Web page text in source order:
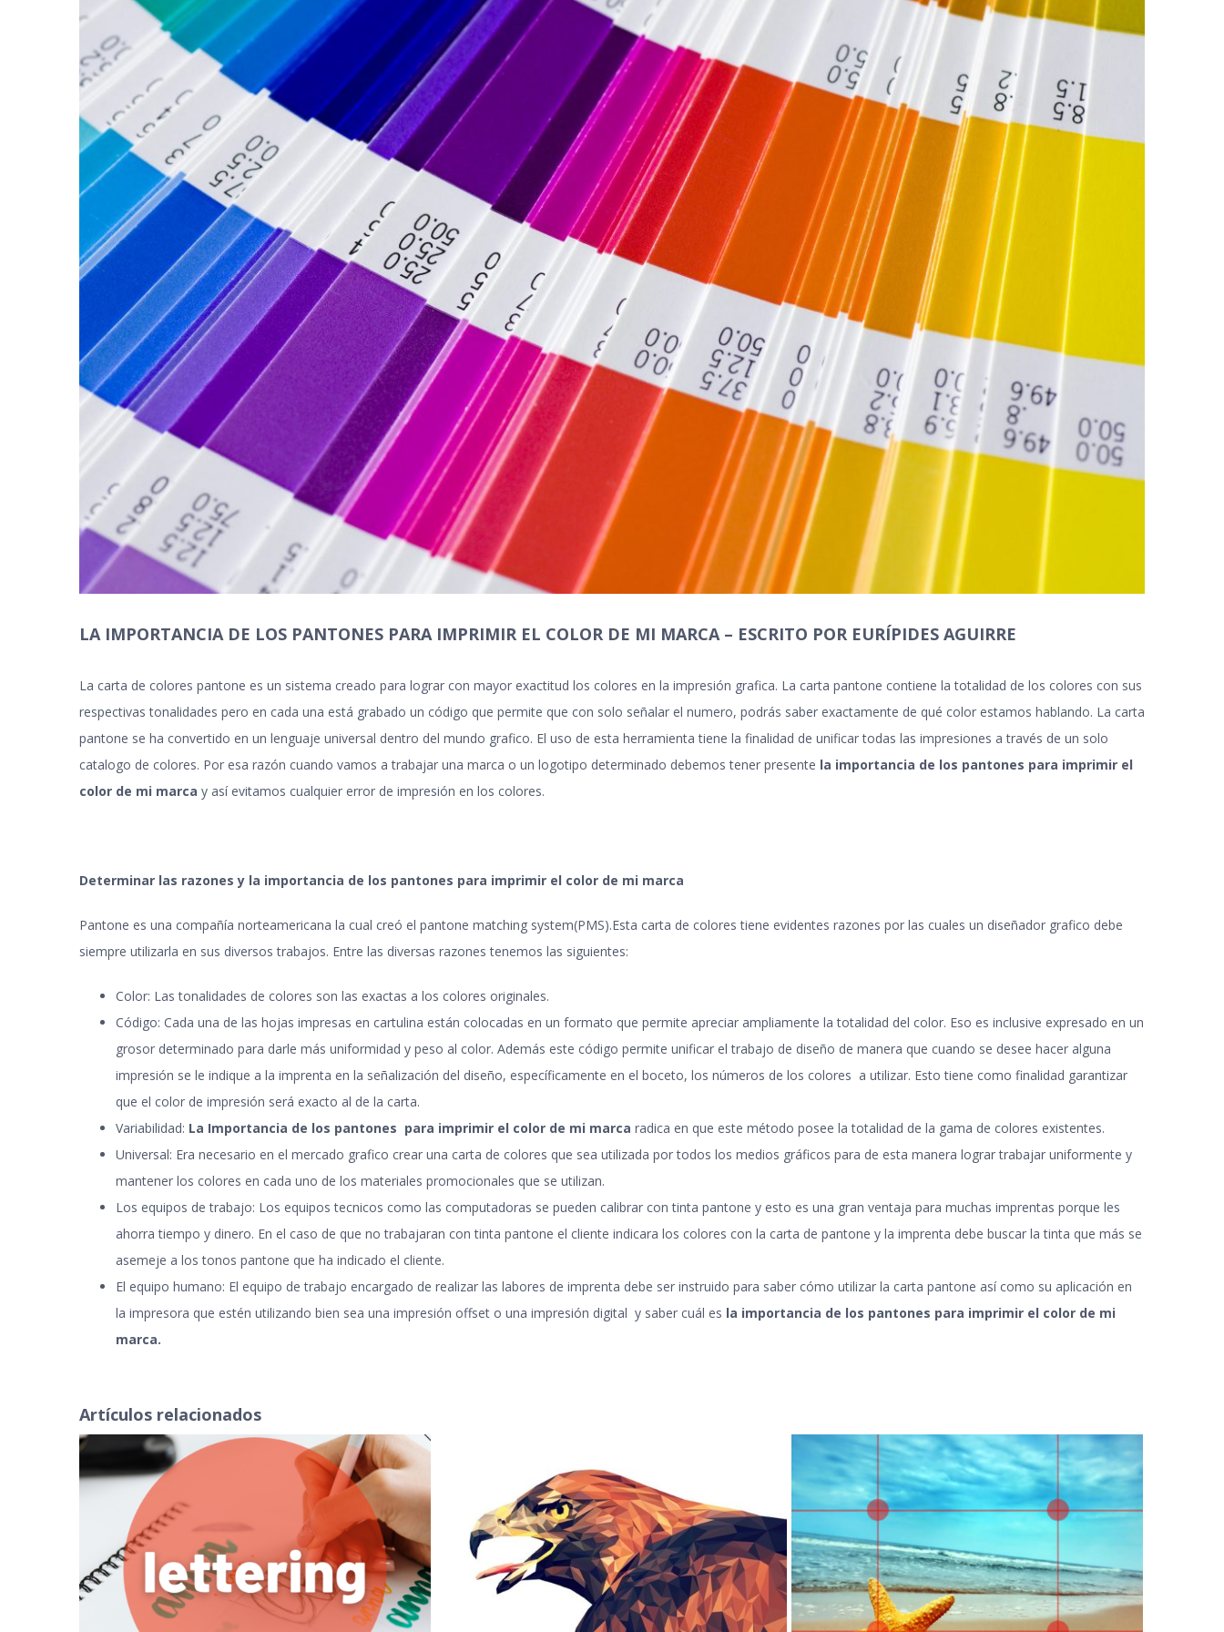
LA IMPORTANCIA DE LOS PANTONES PARA IMPRIMIR EL COLOR DE MI MARCA – ESCRITO POR EURÍPIDES AGUIRRE
La carta de colores pantone es un sistema creado para lograr con mayor exactitud los colores en la impresión grafica. La carta pantone contiene la totalidad de los colores con sus
respectivas tonalidades pero en cada una está grabado un código que permite que con solo señalar el numero, podrás saber exactamente de qué color estamos hablando. La carta
pantone se ha convertido en un lenguaje universal dentro del mundo grafico. El uso de esta herramienta tiene la finalidad de unificar todas las impresiones a través de un solo
catalogo de colores. Por esa razón cuando vamos a trabajar una marca o un logotipo determinado debemos tener presente la importancia de los pantones para imprimir el
color de mi marca y así evitamos cualquier error de impresión en los colores.
Determinar las razones y la importancia de los pantones para imprimir el color de mi marca
Pantone es una compañía norteamericana la cual creó el pantone matching system(PMS).Esta carta de colores tiene evidentes razones por las cuales un diseñador grafico debe
siempre utilizarla en sus diversos trabajos. Entre las diversas razones tenemos las siguientes:
Color: Las tonalidades de colores son las exactas a los colores originales.
Código: Cada una de las hojas impresas en cartulina están colocadas en un formato que permite apreciar ampliamente la totalidad del color. Eso es inclusive expresado en un
grosor determinado para darle más uniformidad y peso al color. Además este código permite unificar el trabajo de diseño de manera que cuando se desee hacer alguna
impresión se le indique a la imprenta en la señalización del diseño, específicamente en el boceto, los números de los colores a utilizar. Esto tiene como finalidad garantizar
que el color de impresión será exacto al de la carta.
Variabilidad: La Importancia de los pantones para imprimir el color de mi marca radica en que este método posee la totalidad de la gama de colores existentes.
Universal: Era necesario en el mercado grafico crear una carta de colores que sea utilizada por todos los medios gráficos para de esta manera lograr trabajar uniformente y
mantener los colores en cada uno de los materiales promocionales que se utilizan.
Los equipos de trabajo: Los equipos tecnicos como las computadoras se pueden calibrar con tinta pantone y esto es una gran ventaja para muchas imprentas porque les
ahorra tiempo y dinero. En el caso de que no trabajaran con tinta pantone el cliente indicara los colores con la carta de pantone y la imprenta debe buscar la tinta que más se
asemeje a los tonos pantone que ha indicado el cliente.
El equipo humano: El equipo de trabajo encargado de realizar las labores de imprenta debe ser instruido para saber cómo utilizar la carta pantone así como su aplicación en
la impresora que estén utilizando bien sea una impresión offset o una impresión digital y saber cuál es la importancia de los pantones para imprimir el color de mi
marca.
Artículos relacionados